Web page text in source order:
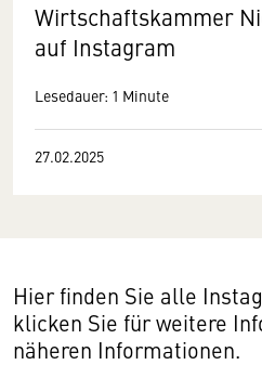
Wirtschaftskammer
auf Instagram
Lesedauer: 1 Minute
27.02.2025
Hier finden Sie alle
klicken Sie für weitere
näheren Informationen.